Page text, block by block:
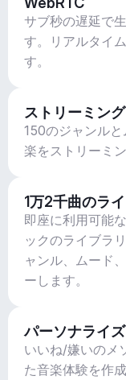
サブ秒の遅延で
す。リアルタイ
す。
ストリーミング
150のジャンル
楽をストリーミ
1万2千曲のラ
即座に利用可能
ックのライブラ
ャンル、ムード
ーします。
パーソナライズ
いいね/嫌いのメ
た音楽体験を作